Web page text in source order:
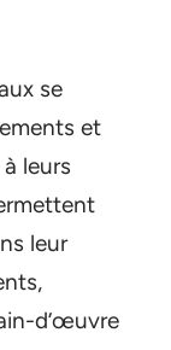
se
et
leurs
leur
d’œuvre